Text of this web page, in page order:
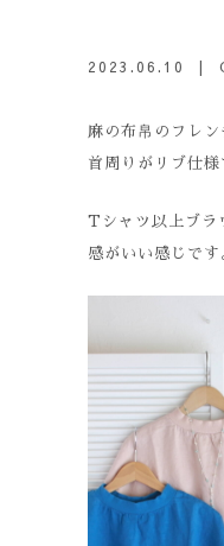
2023.06.10 |
麻の布帛のフレ
首周りがリブ仕様
Tシャツ以上ブラ
感がいい感じです